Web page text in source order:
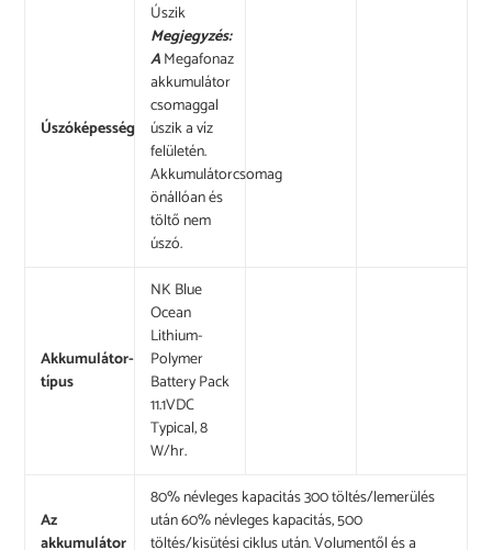
Úszóképesség
Úszik
Megjegyzés:
AMegafonaz
akkumulátor
csomaggal
úszik a víz
felületén.
Akkumulátorcsomag
önállóan és
töltő nem
úszó.
Akkumulátor-
típus
NK Blue
Ocean
Lithium-
Polymer
Battery Pack
11.1VDC
Typical, 8
W/hr.
Az
akkumulátor
80% névleges kapacitás 300 töltés/lemerülés
után 60% névleges kapacitás, 500
töltés/kisütési ciklus után. Volumentől és a